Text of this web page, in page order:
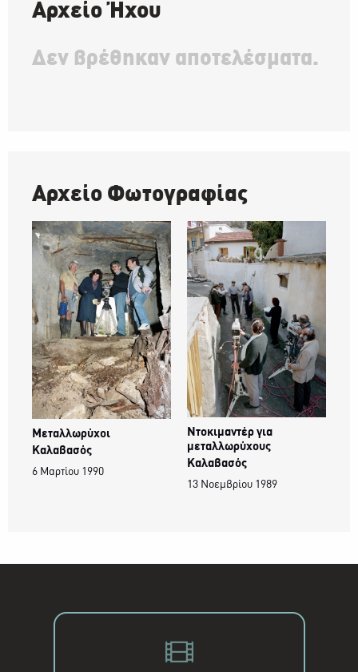
Αρχείο Ήχου
Δεν βρέθηκαν αποτελέσματα.
Αρχείο Φωτογραφίας
Μεταλλωρύχοι
Καλαβασός
6 Μαρτίου 1990
Ντοκιμαντέρ για
μεταλλωρύχους
Καλαβασός
13 Νοεμβρίου 1989